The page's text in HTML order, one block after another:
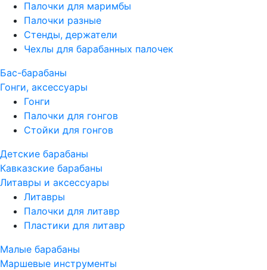
Палочки для маримбы
Палочки разные
Стенды, держатели
Чехлы для барабанных палочек
Бас-барабаны
Гонги, аксессуары
Гонги
Палочки для гонгов
Стойки для гонгов
Детские барабаны
Кавказские барабаны
Литавры и аксессуары
Литавры
Палочки для литавр
Пластики для литавр
Малые барабаны
Маршевые инструменты